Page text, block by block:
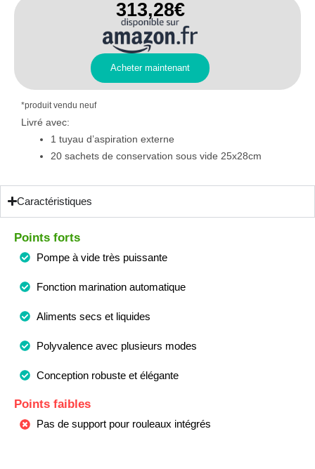
313,28€
Acheter maintenant
*produit vendu neuf
Livré avec:
1 tuyau d’aspiration externe
20 sachets de conservation sous vide 25x28cm
Caractéristiques
Points forts
Pompe à vide très puissante
Fonction marination automatique
Aliments secs et liquides
Polyvalence avec plusieurs modes
Conception robuste et élégante
Points faibles
Pas de support pour rouleaux intégrés